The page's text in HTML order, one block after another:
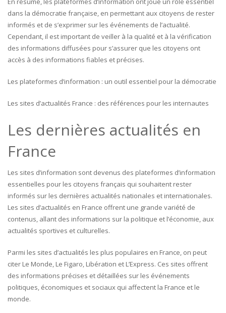
dans la démocratie française, en permettant aux citoyens de rester
informés et de s’exprimer sur les événements de l’actualité.
Cependant, il est important de veiller à la qualité et à la vérification
des informations diffusées pour s’assurer que les citoyens ont
accès à des informations fiables et précises.
Les plateformes d’information : un outil essentiel pour la démocratie
Les sites d’actualités France : des références pour les internautes
Les dernières actualités en
France
Les sites d’information sont devenus des plateformes d’information
essentielles pour les citoyens français qui souhaitent rester
informés sur les dernières actualités nationales et internationales.
Les sites d’actualités en France offrent une grande variété de
contenus, allant des informations sur la politique et l’économie, aux
actualités sportives et culturelles.
Parmi les sites d’actualités les plus populaires en France, on peut
citer Le Monde, Le Figaro, Libération et L’Express. Ces sites offrent
des informations précises et détaillées sur les événements
politiques, économiques et sociaux qui affectent la France et le
monde.